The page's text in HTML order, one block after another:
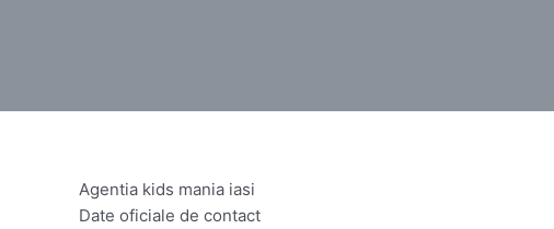
Agentia kids mania iasi
Date oficiale de contact